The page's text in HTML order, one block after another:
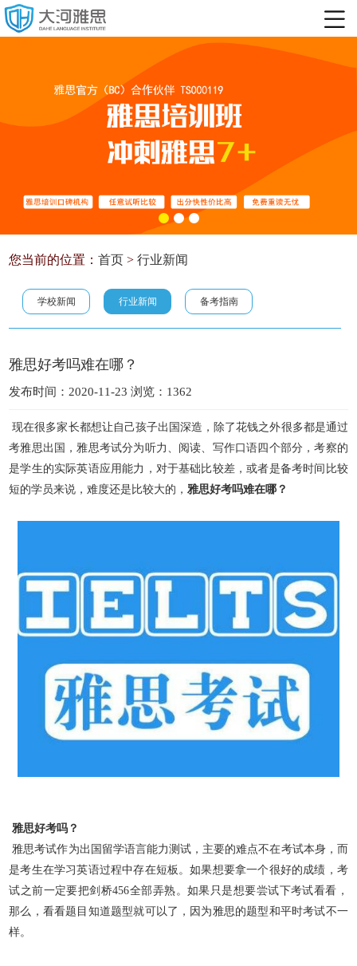
您当前的位置：首页 >行业新闻
学校新闻 行业新闻 备考指南
雅思好考吗难在哪？
发布时间：2020-11-23 浏览：1362
现在很多家长都想让自己孩子出国深造，除了花钱之外很多都是通过
考雅思出国，雅思考试分为听力、阅读、写作口语四个部分，考察的
是学生的实际英语应用能力，对于基础比较差，或者是备考时间比较
短的学员来说，难度还是比较大的，雅思好考吗难在哪？
雅思好考吗？
雅思考试作为出国留学语言能力测试，主要的难点不在考试本身，而
是考生在学习英语过程中存在短板。如果想要拿一个很好的成绩，考
试之前一定要把剑桥456全部弄熟。如果只是想要尝试下考试看看，
那么，看看题目知道题型就可以了，因为雅思的题型和平时考试不一
样。